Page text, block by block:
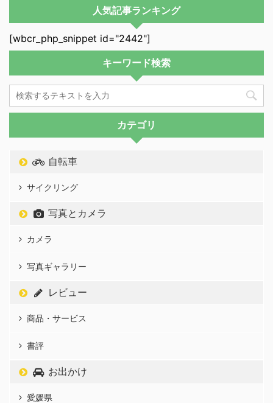
人気記事ランキング
[wbcr_php_snippet id="2442"]
キーワード検索
カテゴリ
自転車
サイクリング
写真とカメラ
カメラ
写真ギャラリー
レビュー
商品・サービス
書評
お出かけ
愛媛県